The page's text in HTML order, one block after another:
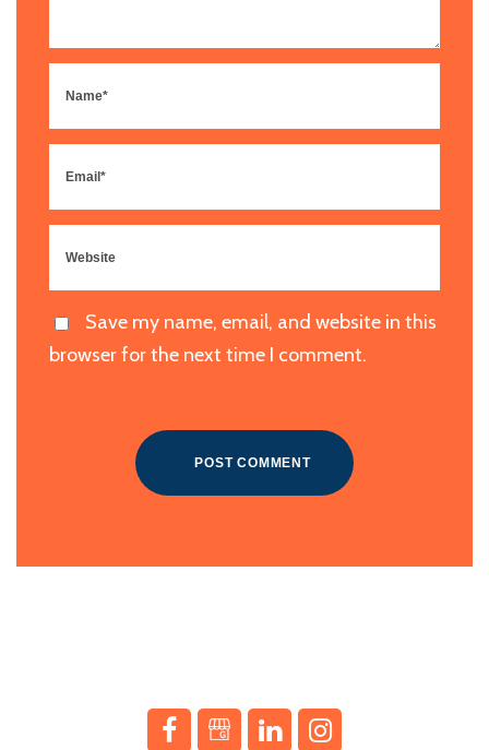
Save my name, email, and website in this
browser for the next time I comment.